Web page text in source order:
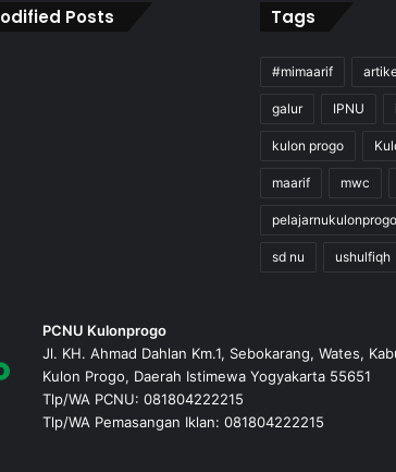
Posts Tags
#mimaarif
galur IPNU
kulon progo
maarif mwc
pelajarnukulonprogo
sd nu ushulfiqh
PCNU Kulonprogo
Jl. KH. Ahmad Dahlan Km.1, Sebokarang, Wates,
Kulon Progo, Daerah Istimewa Yogyakarta 55651
Tlp/WA PCNU: 081804222215
Tlp/WA Pemasangan Iklan: 081804222215